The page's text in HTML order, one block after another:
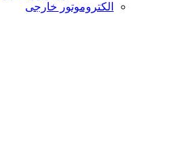
الکتروموتور خارجی